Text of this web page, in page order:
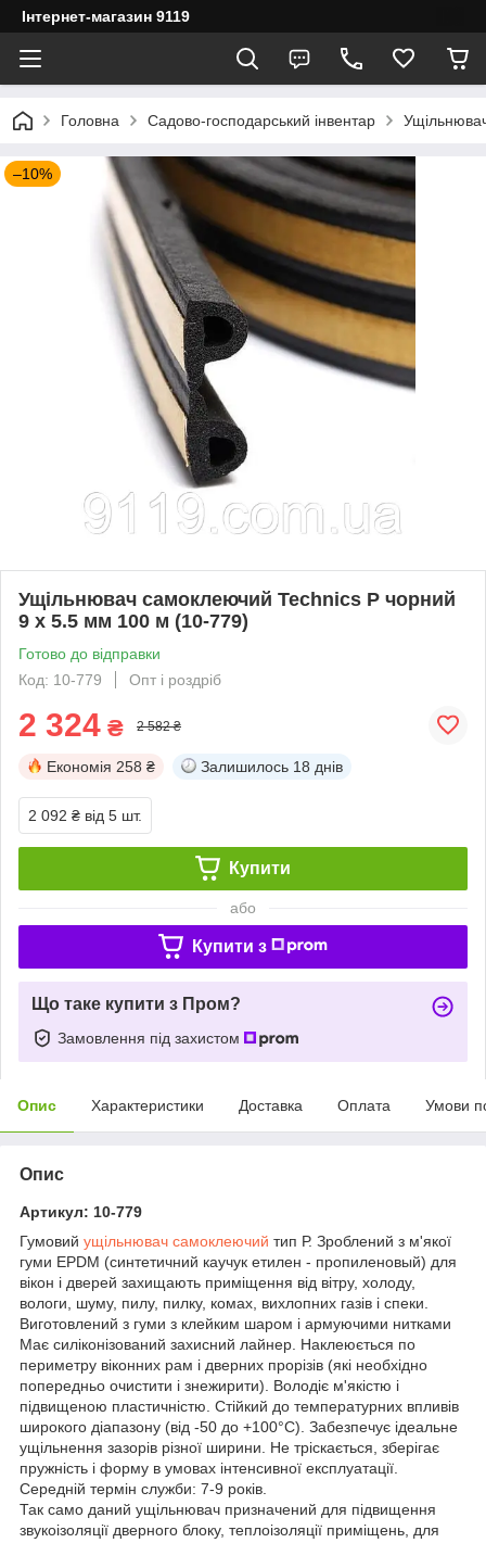
Інтернет-магазин 9119
Головна Садово-господарський інвентар
–10%
Ущільнювач самоклеючий Technics Р чорний
9 х 5.5 мм 100 м (10-779)
Готово до відправки
Код: 10-779
Опт і роздріб
2 324 ₴ 2 582 ₴
Економія 258 ₴ Залишилось 18 днів
2 092 ₴ від 5 шт.
Купити
або
Купити з
Що таке купити з Пром?
Замовлення під захистом
Опис Характеристики Доставка Оплата Умови
Опис
Артикул: 10-779
Гумовий ущільнювач самоклеючий тип Р. Зроблений з м'якої
гуми EPDM (синтетичний каучук етилен - пропиленовый) для
вікон і дверей захищають приміщення від вітру, холоду,
вологи, шуму, пилу, пилку, комах, вихлопних газів і спеки.
Виготовлений з гуми з клейким шаром і армуючими нитками
Має силіконізований захисний лайнер. Наклеюється по
периметру віконних рам і дверних прорізів (які необхідно
попередньо очистити і знежирити). Володіє м'якістю і
підвищеною пластичністю. Стійкий до температурних впливів
широкого діапазону (від -50 до +100°С). Забезпечує ідеальне
ущільнення зазорів різної ширини. Не тріскається, зберігає
пружність і форму в умовах інтенсивної експлуатації.
Середній термін служби: 7-9 років.
Так само даний ущільнювач призначений для підвищення
звукоізоляції дверного блоку, теплоізоляції приміщень, для